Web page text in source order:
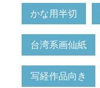
かな用半切
台湾系画仙紙
写経作品向き